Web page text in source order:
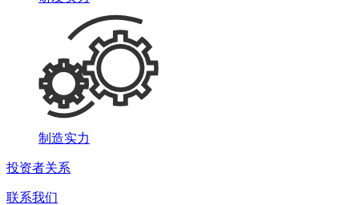
制造实力
投资者关系
联系我们